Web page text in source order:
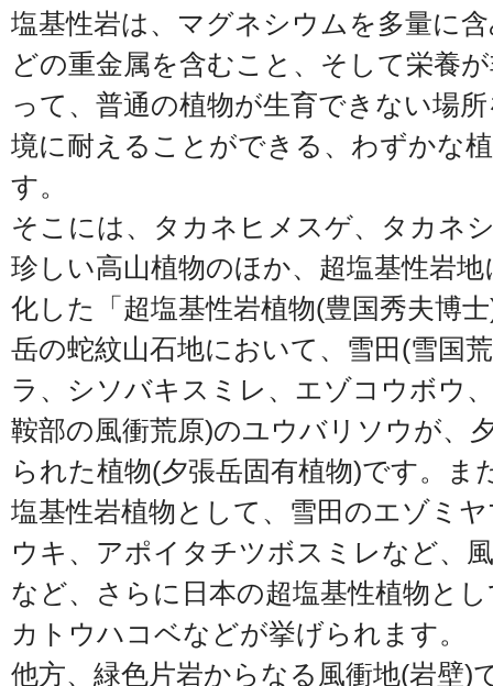
塩基性岩は、マグネシウムを多量に
どの重金属を含むこと、そして栄養
って、普通の植物が生育できない場
境に耐えることができる、わずかな
す。
そこには、タカネヒメスゲ、タカネ
珍しい高山植物のほか、超塩基性岩
化した「超塩基性岩植物(豊国秀夫博
岳の蛇紋山石地において、雪田(雪国
ラ、シソバキスミレ、エゾコウボウ
鞍部の風衝荒原)のユウバリソウが、
られた植物(夕張岳固有植物)です。ま
塩基性岩植物として、雪田のエゾミ
ウキ、アポイタチツボスミレなど、
など、さらに日本の超塩基性植物と
カトウハコベなどが挙げられます。
他方、緑色片岩からなる風衝地(岩壁)